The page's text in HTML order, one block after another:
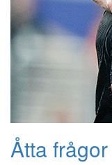
Åtta frågor